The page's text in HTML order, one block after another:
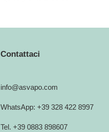
Contattaci
info@asvapo.com
WhatsApp: +39 328 422 8997
Tel. +39 0883 898607